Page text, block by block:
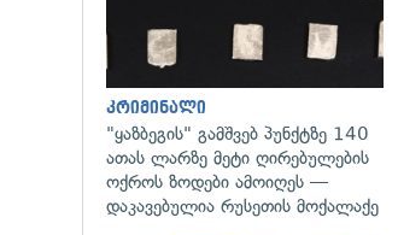
კრიმინალი
"ყაზბეგის" გამშვებ პუნქტზე 140
ათას ლარზე მეტი ღირებულების
ოქროს ზოდები ამოიღეს —
დაკავებულია რუსეთის მოქალაქე